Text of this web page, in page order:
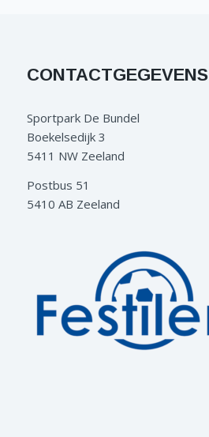
CONTACTGEGEVENS
Sportpark De Bundel
Boekelsedijk 3
5411 NW Zeeland
Postbus 51
5410 AB Zeeland